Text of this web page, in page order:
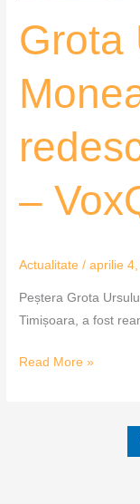
Grota
–
Actualitate /aprilie
Peștera Grota
Timișoara, a fost
Read More »